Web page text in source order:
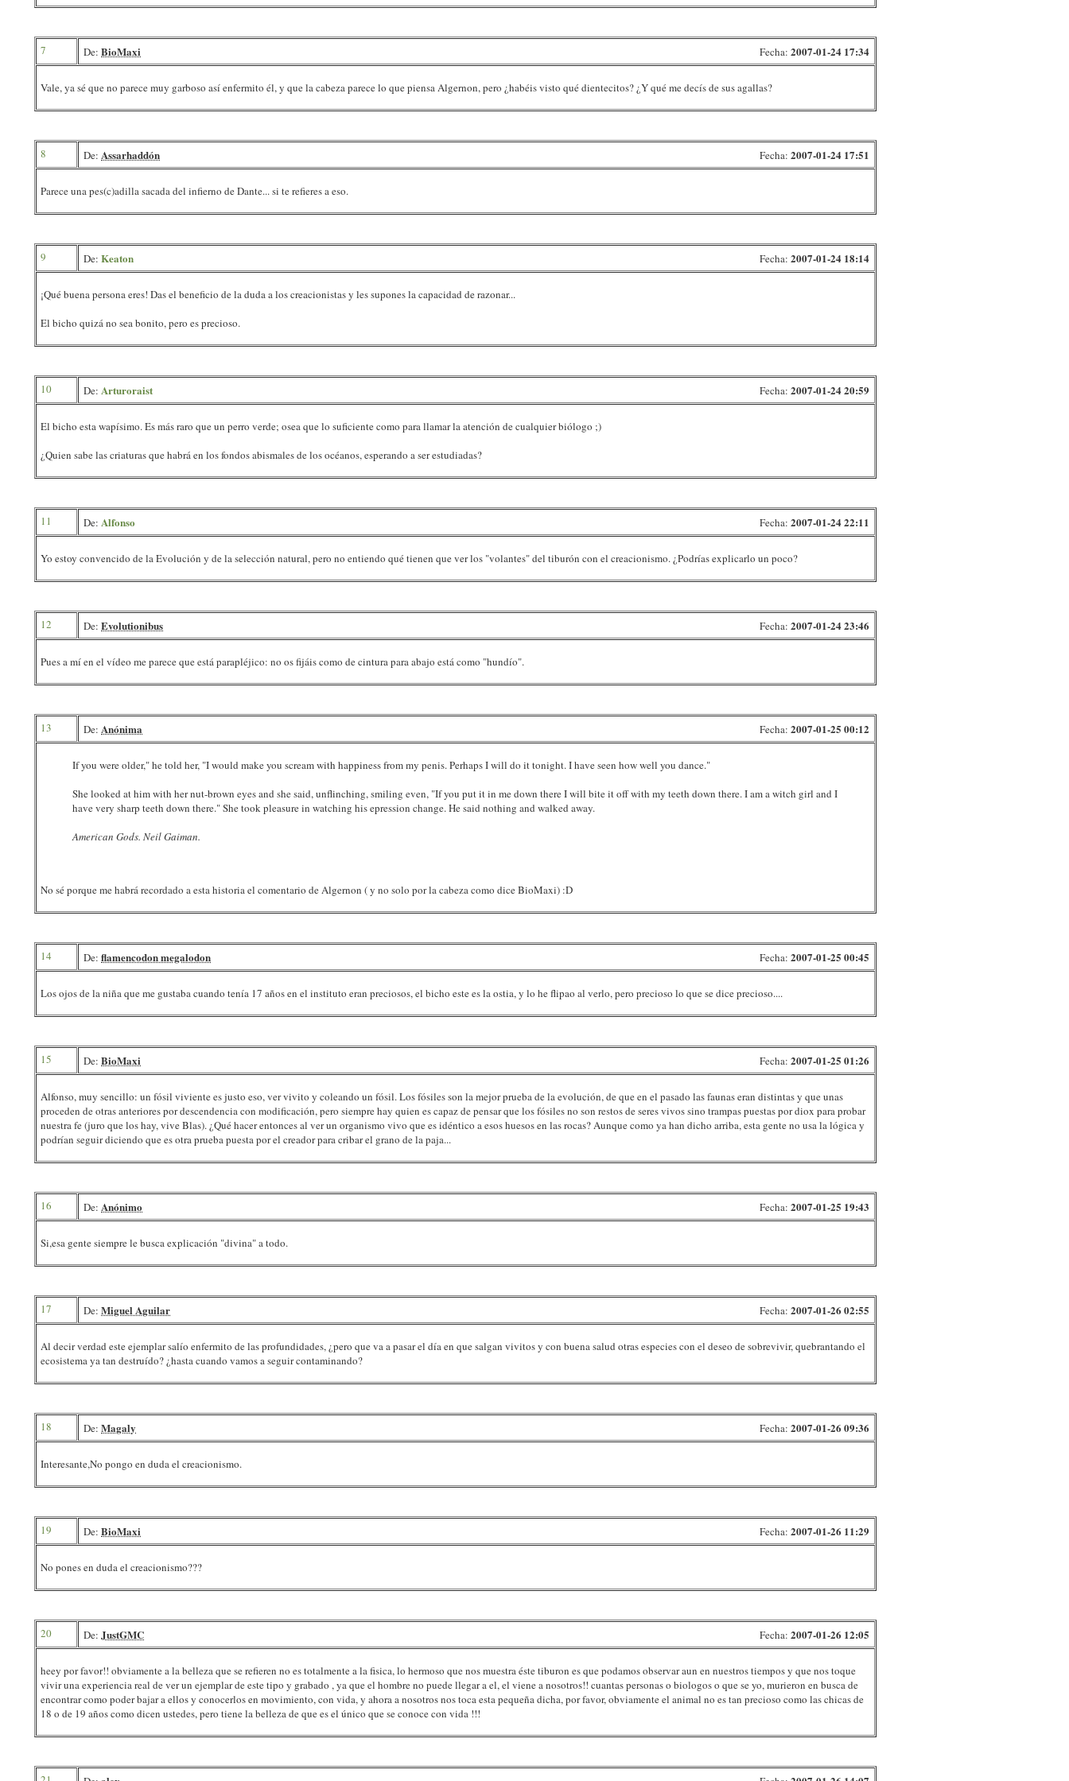
7 De: BioMaxi Fecha: 2007-01-24 17:34
Vale, ya sé que no parece muy garboso así enfermito él, y que la cabeza parece lo que piensa Algernon, pero ¿habéis visto qué dientecitos? ¿Y qué me decís de sus agallas?
8 De: Assarhaddón Fecha: 2007-01-24 17:51
Parece una pes(c)adilla sacada del infierno de Dante... si te refieres a eso.
9 De: Keaton Fecha: 2007-01-24 18:14
¡Qué buena persona eres! Das el beneficio de la duda a los creacionistas y les supones la capacidad de razonar...
El bicho quizá no sea bonito, pero es precioso.
10 De: Arturoraist Fecha: 2007-01-24 20:59
El bicho esta wapísimo. Es más raro que un perro verde; osea que lo suficiente como para llamar la atención de cualquier biólogo ;)
¿Quien sabe las criaturas que habrá en los fondos abismales de los océanos, esperando a ser estudiadas?
11 De: Alfonso Fecha: 2007-01-24 22:11
Yo estoy convencido de la Evolución y de la selección natural, pero no entiendo qué tienen que ver los "volantes" del tiburón con el creacionismo. ¿Podrías explicarlo un poco?
12 De: Evolutionibus Fecha: 2007-01-24 23:46
Pues a mí en el vídeo me parece que está parapléjico: no os fijáis como de cintura para abajo está como "hundío".
13 De: Anónima Fecha: 2007-01-25 00:12
If you were older," he told her, "I would make you scream with happiness from my penis. Perhaps I will do it tonight. I have seen how well you dance."
She looked at him with her nut-brown eyes and she said, unflinching, smiling even, "If you put it in me down there I will bite it off with my teeth down there. I am a witch girl and I
have very sharp teeth down there." She took pleasure in watching his epression change. He said nothing and walked away.
American Gods. Neil Gaiman.
No sé porque me habrá recordado a esta historia el comentario de Algernon ( y no solo por la cabeza como dice BioMaxi) :D
14 De: flamencodon megalodon Fecha: 2007-01-25 00:45
Los ojos de la niña que me gustaba cuando tenía 17 años en el instituto eran preciosos, el bicho este es la ostia, y lo he flipao al verlo, pero precioso lo que se dice precioso....
15 De: BioMaxi Fecha: 2007-01-25 01:26
Alfonso, muy sencillo: un fósil viviente es justo eso, ver vivito y coleando un fósil. Los fósiles son la mejor prueba de la evolución, de que en el pasado las faunas eran distintas y que unas
proceden de otras anteriores por descendencia con modificación, pero siempre hay quien es capaz de pensar que los fósiles no son restos de seres vivos sino trampas puestas por diox para probar
nuestra fe (juro que los hay, vive Blas). ¿Qué hacer entonces al ver un organismo vivo que es idéntico a esos huesos en las rocas? Aunque como ya han dicho arriba, esta gente no usa la lógica y
podrían seguir diciendo que es otra prueba puesta por el creador para cribar el grano de la paja...
16 De: Anónimo Fecha: 2007-01-25 19:43
Si,esa gente siempre le busca explicación "divina" a todo.
17 De: Miguel Aguilar Fecha: 2007-01-26 02:55
Al decir verdad este ejemplar salío enfermito de las profundidades, ¿pero que va a pasar el día en que salgan vivitos y con buena salud otras especies con el deseo de sobrevivir, quebrantando el
ecosistema ya tan destruído? ¿hasta cuando vamos a seguir contaminando?
18 De: Magaly Fecha: 2007-01-26 09:36
Interesante,No pongo en duda el creacionismo.
19 De: BioMaxi Fecha: 2007-01-26 11:29
No pones en duda el creacionismo???
20 De: JustGMC Fecha: 2007-01-26 12:05
heey por favor!! obviamente a la belleza que se refieren no es totalmente a la fisica, lo hermoso que nos muestra éste tiburon es que podamos observar aun en nuestros tiempos y que nos toque
vivir una experiencia real de ver un ejemplar de este tipo y grabado , ya que el hombre no puede llegar a el, el viene a nosotros!! cuantas personas o biologos o que se yo, murieron en busca de
encontrar como poder bajar a ellos y conocerlos en movimiento, con vida, y ahora a nosotros nos toca esta pequeña dicha, por favor, obviamente el animal no es tan precioso como las chicas de
18 o de 19 años como dicen ustedes, pero tiene la belleza de que es el único que se conoce con vida !!!